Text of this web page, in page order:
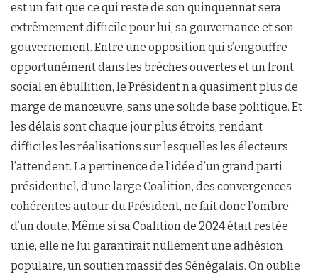
est un fait que ce qui reste de son quinquennat sera
extrêmement difficile pour lui, sa gouvernance et son
gouvernement. Entre une opposition qui s’engouffre
opportunément dans les brèches ouvertes et un front
social en ébullition, le Président n’a quasiment plus de
marge de manœuvre, sans une solide base politique. Et
les délais sont chaque jour plus étroits, rendant
difficiles les réalisations sur lesquelles les électeurs
l’attendent. La pertinence de l’idée d’un grand parti
présidentiel, d’une large Coalition, des convergences
cohérentes autour du Président, ne fait donc l’ombre
d’un doute. Même si sa Coalition de 2024 était restée
unie, elle ne lui garantirait nullement une adhésion
populaire, un soutien massif des Sénégalais. On oublie